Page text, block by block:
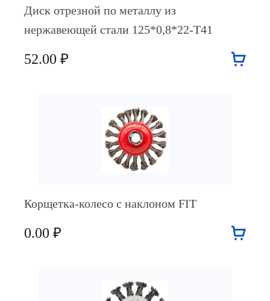
Диск отрезной по металлу из
нержавеющей стали 125*0,8*22-Т41
52.00 ₽
Корщетка-колесо с наклоном FIT
0.00 ₽